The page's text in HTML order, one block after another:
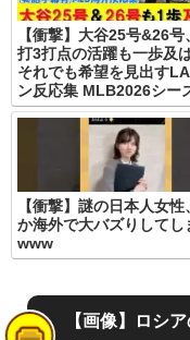
【衝撃】大谷25号&26号
打3打点の活躍も一歩及
それでも希望を見出す
ン反応集 MLB2026シー
【衝撃】謎の日本人女性
か海外で大バズりしてし
www
【画像】ロシ